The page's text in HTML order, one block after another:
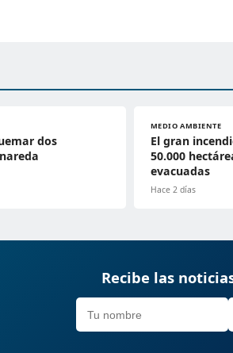
dos
MEDIO AMBIENTE
El gran
50.000
evacuadas
Hace 2 días
Recibe las